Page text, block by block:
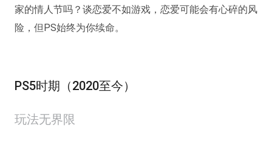
家的情人节吗？谈恋爱不如游戏，恋爱可能会有心碎的风
险，但PS始终为你续命。
PS5时期（2020至今）
玩法无界限